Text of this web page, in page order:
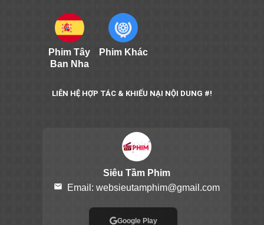
Phim Tây
Ban Nha
Phim Khác
LIÊN HỆ HỢP TÁC & KHIẾU NẠI NỘI DUNG #!
Siêu Tầm Phim
email Email: websieutamphim@gmail.com
Google Play